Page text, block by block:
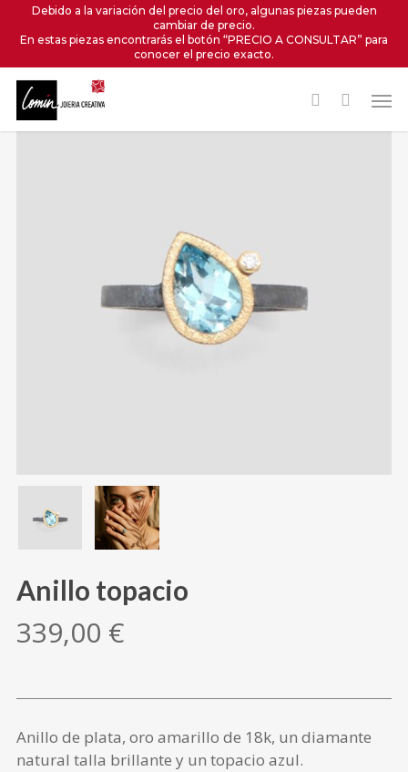
content
Debido a la variación del precio del oro, algunas piezas pueden
cambiar de precio.
En estas piezas encontrarás el botón “PRECIO A CONSULTAR” para
conocer el precio exacto.
Anillo topacio
339,00 €
Anillo de plata, oro amarillo de 18k, un diamante
natural talla brillante y un topacio azul.